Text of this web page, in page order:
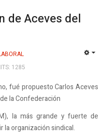
de Aceves del
1285
fué propuesto Carlos Aceves
la Confederación
la más grande y fuerte de
la organización sindical.